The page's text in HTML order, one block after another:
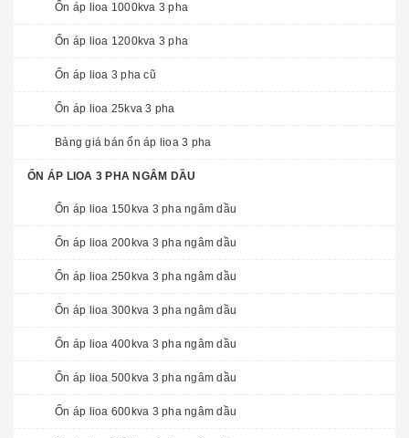
Ổn áp lioa 1000kva 3 pha
Ổn áp lioa 1200kva 3 pha
Ổn áp lioa 3 pha cũ
Ổn áp lioa 25kva 3 pha
Bảng giá bán ổn áp lioa 3 pha
ỔN ÁP LIOA 3 PHA NGÂM DẦU
Ổn áp lioa 150kva 3 pha ngâm dầu
Ổn áp lioa 200kva 3 pha ngâm dầu
Ổn áp lioa 250kva 3 pha ngâm dầu
Ổn áp lioa 300kva 3 pha ngâm dầu
Ổn áp lioa 400kva 3 pha ngâm dầu
Ổn áp lioa 500kva 3 pha ngâm dầu
Ổn áp lioa 600kva 3 pha ngâm dầu